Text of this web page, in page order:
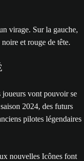
joueurs vont pouvoir se
2024, des futurs
pilotes légendaires
nouvelles Icônes font